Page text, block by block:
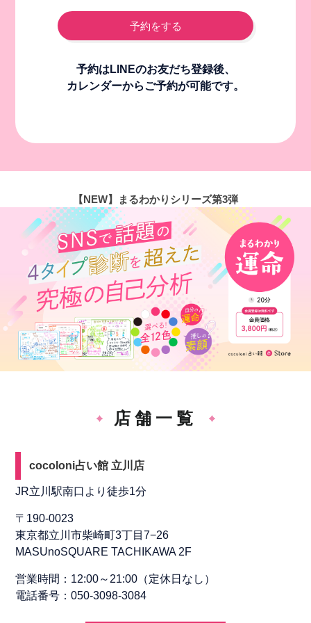
予約をする
予約はLINEのお友だち登録後、
カレンダーからご予約が可能です。
【NEW】まるわかりシリーズ第3弾
店舗一覧
cocoloni占い館 立川店
JR立川駅南口より徒歩1分
〒190-0023
東京都立川市柴崎町3丁目7−26
MASUnoSQUARE TACHIKAWA 2F
営業時間：12:00～21:00（定休日なし）
電話番号：050-3098-3084